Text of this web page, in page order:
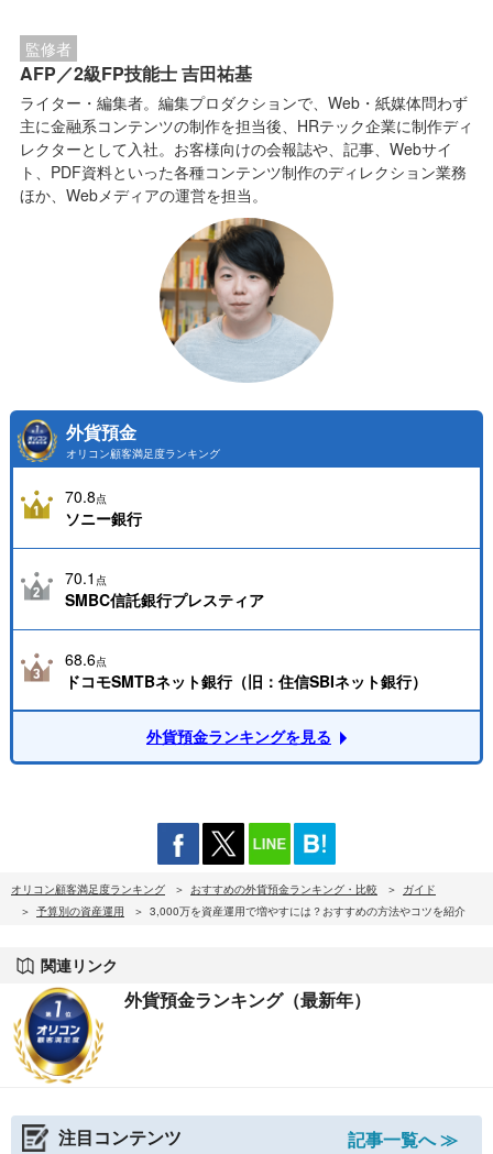
監修者
AFP／2級FP技能士 吉田祐基
ライター・編集者。編集プロダクションで、Web・紙媒体問わず
主に金融系コンテンツの制作を担当後、HRテック企業に制作ディ
レクターとして入社。お客様向けの会報誌や、記事、Webサイ
ト、PDF資料といった各種コンテンツ制作のディレクション業務
ほか、Webメディアの運営を担当。
外貨預金
オリコン顧客満足度ランキング
70.8点
ソニー銀行
70.1 点
SMBC信託銀行プレスティア
68.6点
ドコモSMTBネット銀行（旧：住信SBIネット銀行）
外貨預金ランキングを見る
オリコン顧客満足度ランキング おすすめの外貨預金ランキング・比較
ガイド
予算別の資産運用
3,000万を資産運用で増やすには？おすすめの方法やコツを紹介
関連リンク
外貨預金ランキング（最新年）
注目コンテンツ
記事一覧へ ≫